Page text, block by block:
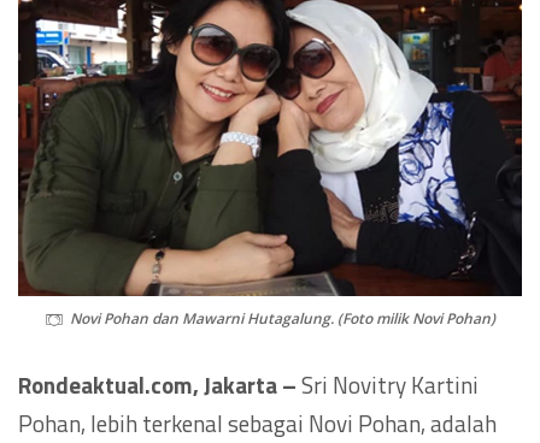
Novi Pohan dan Mawarni Hutagalung. (Foto milik Novi Pohan)
Rondeaktual.com, Jakarta –Sri Novitry Kartini
Pohan, lebih terkenal sebagai Novi Pohan, adalah